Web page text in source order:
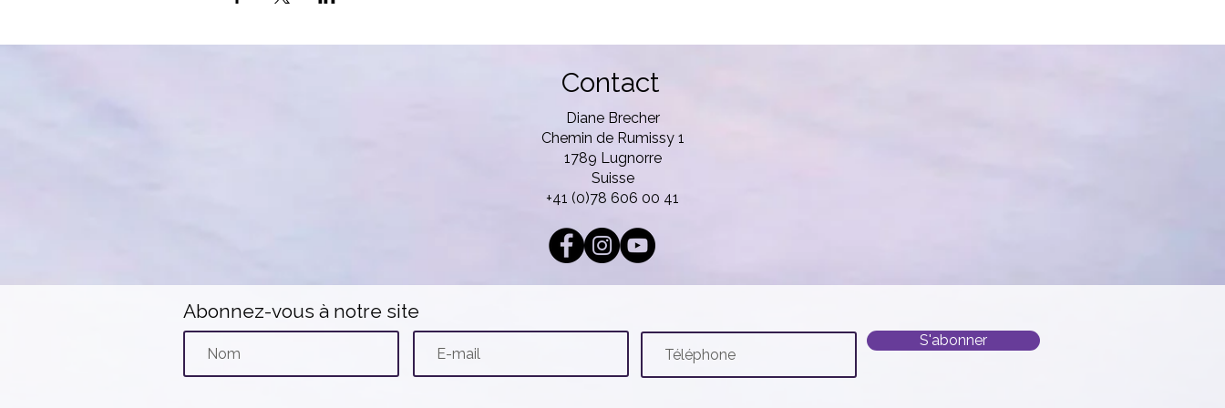
Contact
Diane Brecher
Chemin de Rumissy 1
1789 Lugnorre
Suisse
+41 (0)78 606 00 41
Abonnez-vous à notre site
S'abonner